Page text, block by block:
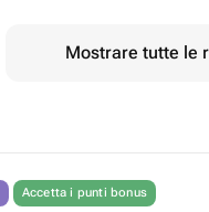
Mostrare tutte le
Accetta i punti bonus